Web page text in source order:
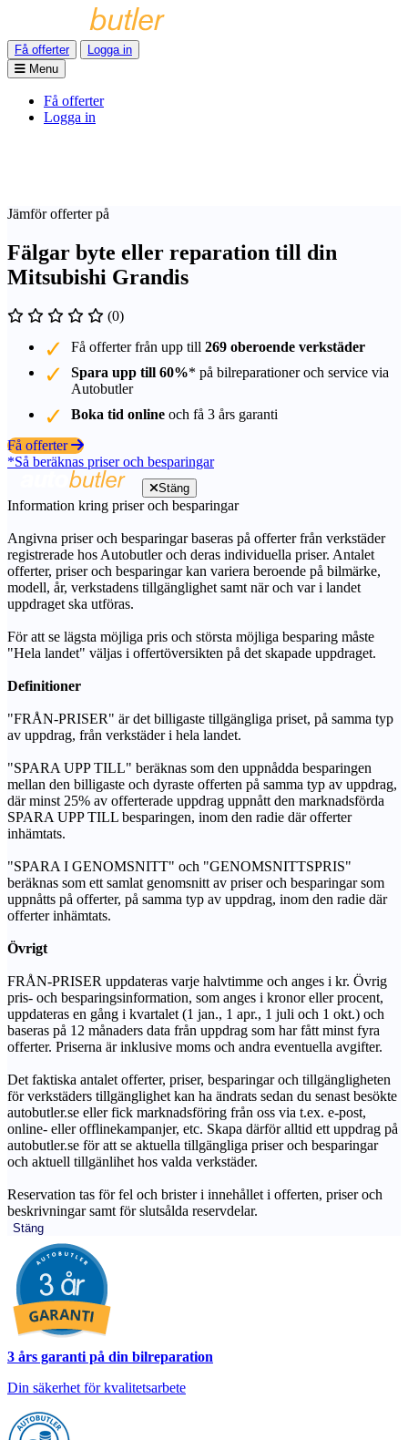
Få offerter
Logga in
Menu
Få offerter
Logga in
Jämför offerter på
Fälgar byte eller reparation till din
Mitsubishi Grandis
(0)
Få offerter från upp till 269 oberoende verkstäder
Spara upp till 60%* på bilreparationer och service via
Autobutler
Boka tid online och få 3 års garanti
Få offerter
*Så beräknas priser och besparingar
Stäng
Information kring priser och besparingar
Angivna priser och besparingar baseras på offerter från verkstäder
registrerade hos Autobutler och deras individuella priser. Antalet
offerter, priser och besparingar kan variera beroende på bilmärke,
modell, år, verkstadens tillgänglighet samt när och var i landet
uppdraget ska utföras.
För att se lägsta möjliga pris och största möjliga besparing måste
"Hela landet" väljas i offertöversikten på det skapade uppdraget.
Definitioner
"FRÅN-PRISER" är det billigaste tillgängliga priset, på samma typ
av uppdrag, från verkstäder i hela landet.
"SPARA UPP TILL" beräknas som den uppnådda besparingen
mellan den billigaste och dyraste offerten på samma typ av uppdrag,
där minst 25% av offerterade uppdrag uppnått den marknadsförda
SPARA UPP TILL besparingen, inom den radie där offerter
inhämtats.
"SPARA I GENOMSNITT" och "GENOMSNITTSPRIS"
beräknas som ett samlat genomsnitt av priser och besparingar som
uppnåtts på offerter, på samma typ av uppdrag, inom den radie där
offerter inhämtats.
Övrigt
FRÅN-PRISER uppdateras varje halvtimme och anges i kr. Övrig
pris- och besparingsinformation, som anges i kronor eller procent,
uppdateras en gång i kvartalet (1 jan., 1 apr., 1 juli och 1 okt.) och
baseras på 12 månaders data från uppdrag som har fått minst fyra
offerter. Priserna är inklusive moms och andra eventuella avgifter.
Det faktiska antalet offerter, priser, besparingar och tillgängligheten
för verkstäders tillgänglighet kan ha ändrats sedan du senast besökte
autobutler.se eller fick marknadsföring från oss via t.ex. e-post,
online- eller offlinekampanjer, etc. Skapa därför alltid ett uppdrag på
autobutler.se för att se aktuella tillgängliga priser och besparingar
och aktuell tillgänlihet hos valda verkstäder.
Reservation tas för fel och brister i innehållet i offerten, priser och
beskrivningar samt för slutsålda reservdelar.
Stäng
3 års garanti på din bilreparation
Din säkerhet för kvalitetsarbete